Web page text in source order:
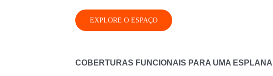
EXPLORE O ESPAÇO
COBERTURAS FUNCIONAIS PARA UMA